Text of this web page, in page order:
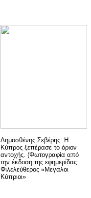
Δημοσθένης Σεβέρης: Η
Κύπρος ξεπέρασε το όριον
αντοχής. (Φωτογραφία από
την έκδοση της εφημερίδας
Φιλελεύθερος «Μεγάλοι
Κύπριοι»